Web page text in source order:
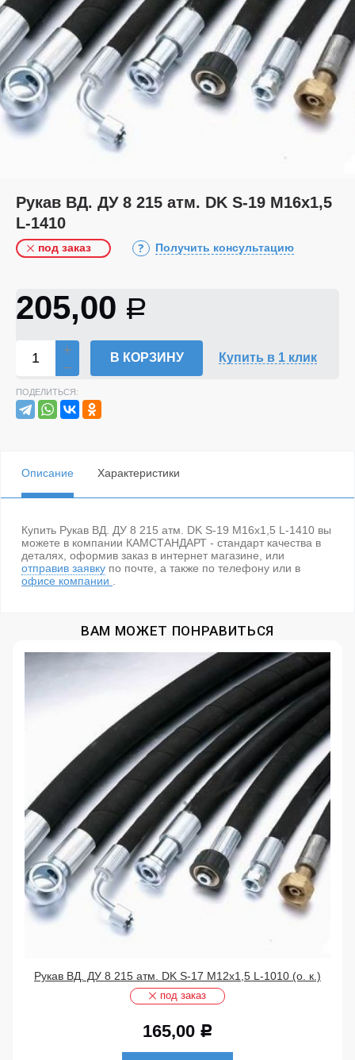
Рукав ВД. ДУ 8 215 атм. DK S-19 М16х1,5
L-1410
под заказ Получить консультацию
205,00 Р
В КОРЗИНУ Купить в 1 клик
ПОДЕЛИТЬСЯ:
Описание Характеристики
Купить Рукав ВД. ДУ 8 215 атм. DK S-19 М16х1,5 L-1410 вы
можете в компании КАМСТАНДАРТ - стандарт качества в
деталях, оформив заказ в интернет магазине, или
отправив заявку по почте, а также по телефону или в
офисе компании
ВАМ МОЖЕТ ПОНРАВИТЬСЯ
Рукав ВД. ДУ 8 215 атм. DK S-17 М12х1,5 L-1010 (о. к.)
под заказ
165,00 Р